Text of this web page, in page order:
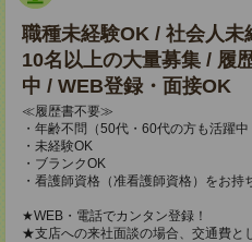
職種未経験OK / 社会人
10名以上の大量募集 / 履
中 / WEB登録・面接OK
≪履歴書不要≫
・年齢不問（50代・60代の方も活躍中
・未経験OK
・ブランクOK
・看護師資格（准看護師資格）をお持
★WEB・電話でカンタン登録！
★支店への来社面談の場合、交通費と